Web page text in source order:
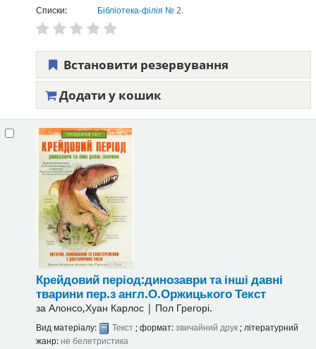
Списки:
Бібліотека-філія № 2.
Встановити резервування
Додати у кошик
Крейдовий період:динозаври та інші давні
тварини пер.з англ.О.ОржицькогоТекст
заАлонсо,Хуан Карлос| Пол Грегорі.
Вид матеріалу: Текст; формат:звичайний друк; літературний
жанр: не белетристика